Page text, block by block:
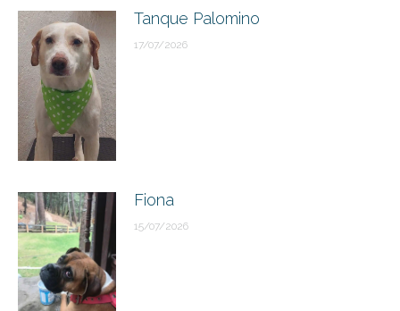
Tanque Palomino
17/07/2026
Fiona
15/07/2026